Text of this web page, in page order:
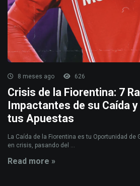
8 meses ago 626
Crisis de la Fiorentina: 7
Impactantes de su Caída
tus Apuestas
La Caída de la Fiorentina es tu Oportunidad de
en crisis, pasando del ...
Read more »